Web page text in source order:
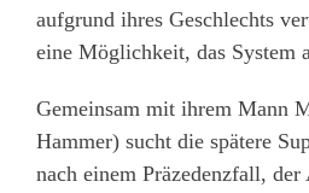
aufgrund ihres Geschlechts
eine Möglichkeit, das System
Gemeinsam mit ihrem Mann
Hammer) sucht die spätere
nach einem Präzedenzfall,